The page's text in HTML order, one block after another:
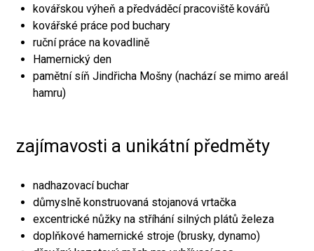
kovářskou výheň a předváděcí pracoviště kovářů
kovářské práce pod buchary
ruční práce na kovadlině
Hamernický den
pamětní síň Jindřicha Mošny (nachází se mimo areál
hamru)
zajímavosti a unikátní předměty
nadhazovací buchar
důmyslně konstruovaná stojanová vrtačka
excentrické nůžky na stříhání silných plátů železa
doplňkové hamernické stroje (brusky, dynamo)